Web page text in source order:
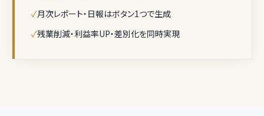
✓月次レポート・日報はボタン1つで生成
✓残業削減・利益率UP・差別化を同時実現